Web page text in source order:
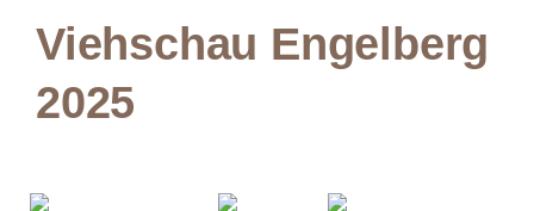
Viehschau Engelberg
2025